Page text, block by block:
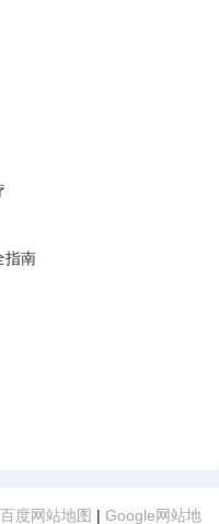
指南
百度网站地图 | Google网站地